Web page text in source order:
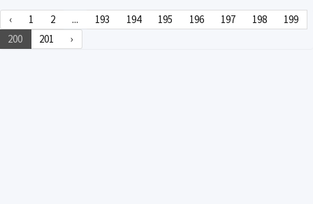
‹ 1 2 ... 193 194 195 196 197 198
199
200
201 ›